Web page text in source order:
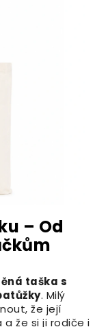
– Od
taška s
. Milý
že její
že si ji rodiče i